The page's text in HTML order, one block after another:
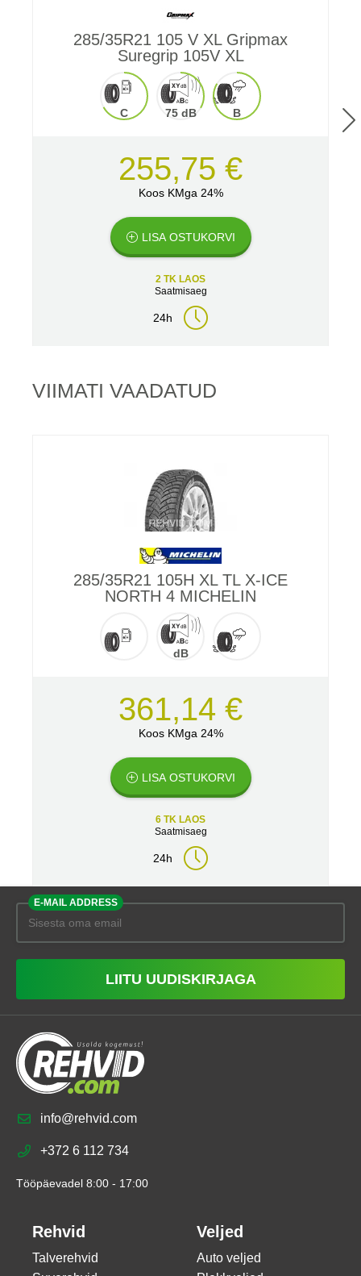
285/35R21 105 V XL Gripmax
Suregrip 105V XL
C 75 dB B
255,75 €
Koos KMga 24%
LISA OSTUKORVI
2 TK LAOS
Saatmisaeg
24h
VIIMATI VAADATUD
285/35R21 105H XL TL X-ICE
NORTH 4 MICHELIN
dB
361,14 €
Koos KMga 24%
LISA OSTUKORVI
6 TK LAOS
Saatmisaeg
24h
E-MAIL ADDRESS
LIITU UUDISKIRJAGA
info@rehvid.com
+372 6 112 734
Tööpäevadel 8:00 - 17:00
Rehvid
Talverehvid
Veljed
Auto veljed